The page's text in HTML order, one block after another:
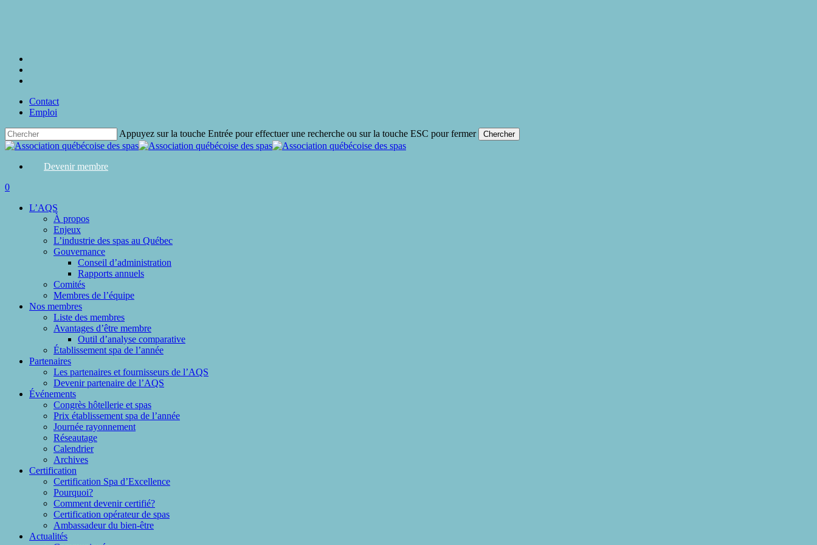
Contact
Emploi
Appuyez sur la touche Entrée pour effectuer une recherche ou sur la touche ESC pour fermer Chercher
Close
Devenir membre
search
0
L’AQS
À propos
Enjeux
L’industrie des spas au Québec
Gouvernance
Conseil d’administration
Rapports annuels
Comités
Membres de l’équipe
Nos membres
Liste des membres
Avantages d’être membre
Outil d’analyse comparative
Établissement spa de l’année
Partenaires
Les partenaires et fournisseurs de l’AQS
Devenir partenaire de l’AQS
Événements
Congrès hôtellerie et spas
Prix établissement spa de l’année
Journée rayonnement
Réseautage
Calendrier
Archives
Certification
Certification Spa d’Excellence
Pourquoi?
Comment devenir certifié?
Certification opérateur de spas
Ambassadeur du bien-être
Actualités